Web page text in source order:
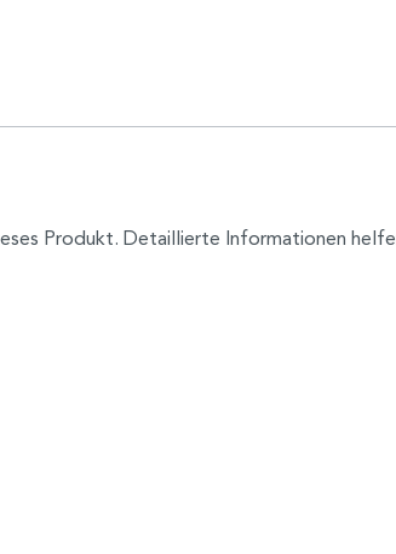
Produkt. Detaillierte Informationen